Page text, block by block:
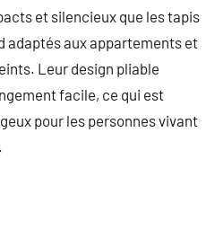
et silencieux que les tapis
adaptés aux appartements et
Leur design pliable
facile, ce qui est
pour les personnes vivant